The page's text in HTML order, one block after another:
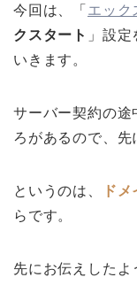
今回は、「 エック
クスタート 」設
いきます。
サーバー契約の途
ろがあるので、先
というのは、 ド
らです。
先にお伝えしたよ